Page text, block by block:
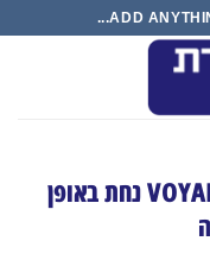
ADD
מותג הרכב החשמלי היוקרתי VOYAH נחת באופן